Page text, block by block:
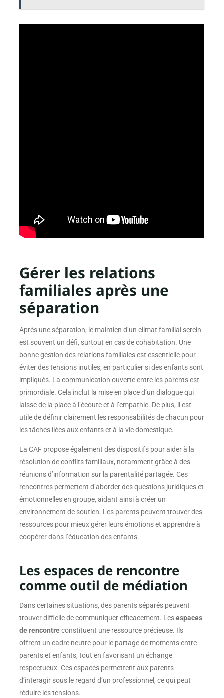
Gérer les relations
familiales après une
séparation
Après une séparation, le maintien d’un climat familial serein
est souvent un défi, surtout en cas de cohabitation. Une
bonne gestion des relations familiales est essentielle pour
éviter des tensions inutiles, en particulier si des enfants sont
impliqués. La communication ouverte entre les parents est
primordiale. Cela inclut la mise en place d’un dialogue qui
laisse de la place à l’écoute et à l’empathie. De plus, il est
utile de définir clairement les responsabilités de chacun pour
les tâches liées aux enfants et à la vie domestique.
La CAF propose également des dispositifs pour aider à la
résolution de conflits familiaux, notamment grâce à des
réunions d’information sur la parentalité partagée. Ces
rencontres permettent d’aborder des questions juridiques et
émotionnelles en groupe, aidant ainsi à créer un
environnement de soutien. Les parents peuvent trouver des
ressources pour mieux gérer leurs émotions et apprendre à
coopérer dans l’éducation des enfants.
Les espaces de rencontre
comme outil de médiation
Dans certaines situations, des parents séparés peuvent
trouver difficile de communiquer efficacement. Lesespaces
de rencontreconstituent une ressource précieuse. Ils
offrent un cadre neutre pour le partage de moments entre
parents et enfants, tout en favorisant un échange
respectueux. Ces espaces permettent aux parents
d’interagir sous le regard d’un professionnel, ce qui peut
réduire les tensions.